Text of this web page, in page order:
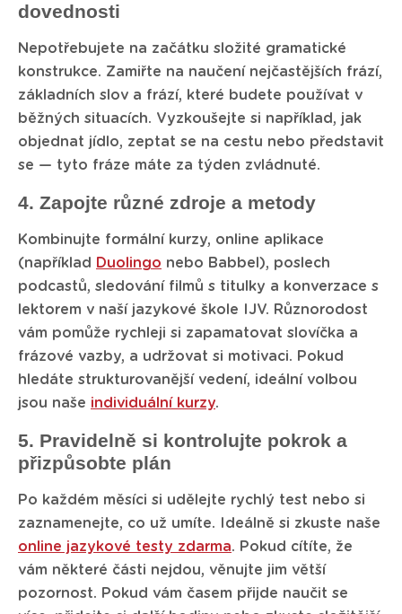
dovednosti
Nepotřebujete na začátku složité gramatické
konstrukce. Zamiřte na naučení nejčastějších frází,
základních slov a frází, které budete používat v
běžných situacích. Vyzkoušejte si například, jak
objednat jídlo, zeptat se na cestu nebo představit
se — tyto fráze máte za týden zvládnuté.
4. Zapojte různé zdroje a metody
Kombinujte formální kurzy, online aplikace
(například
Duolingo nebo Babbel), poslech
podcastů, sledování filmů s titulky a konverzace s
lektorem v naší jazykové škole IJV. Různorodost
vám pomůže rychleji si zapamatovat slovíčka a
frázové vazby, a udržovat si motivaci. Pokud
hledáte strukturovanější vedení, ideální volbou
jsou naše individuální kurzy.
5. Pravidelně si kontrolujte pokrok a
přizpůsobte plán
Po každém měsíci si udělejte rychlý test nebo si
zaznamenejte, co už umíte. Ideálně si zkuste naše
online jazykové testy zdarma. Pokud cítíte, že
vám některé části nejdou, věnujte jim větší
pozornost. Pokud vám časem přijde naučit se